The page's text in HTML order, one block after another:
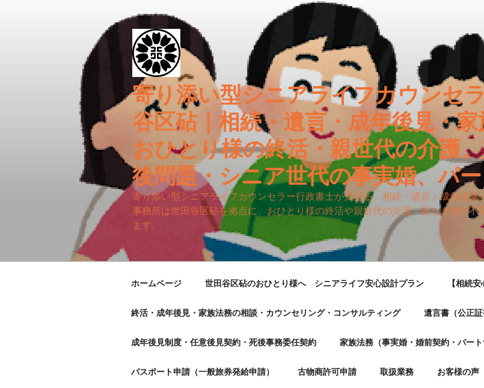
寄り添い型シニアライフカウンセ
谷区砧｜相続・遺言・成年後見・家
おひとり様の終活・親世代の介護
後問題・シニア世代の事実婚、パ
寄り添い型シニアライフカウンセラー行政書士が支える、相続・遺言・成年後
事務所は世田谷区砧を拠点に、おひとり様の終活や親世代の介護、親なき後の不
ます。
ホームページ 世田谷区砧のおひとり様へ シニアライフ安心設計プラン 【相続
終活・成年後見・家族法務の相談・カウンセリング・コンサルティング 遺言書（公正証
成年後見制度・任意後見契約・死後事務委任契約 家族法務（事実婚・婚前契約・パート
パスポート申請（一般旅券発給申請） 古物商許可申請 取扱業務 お客様の声